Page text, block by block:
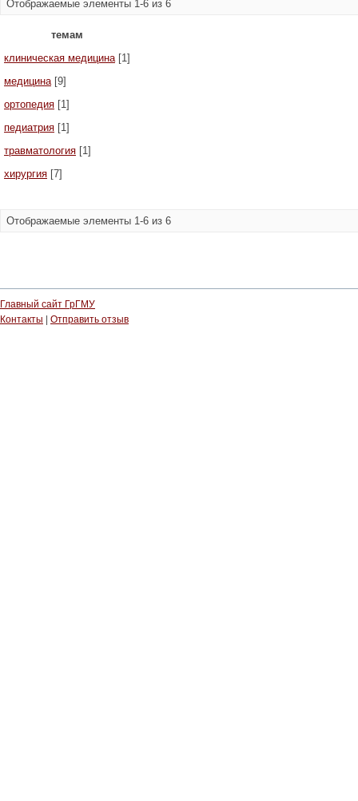
Отображаемые элементы 1-6 из 6
темам
клиническая медицина [1]
медицина [9]
ортопедия [1]
педиатрия [1]
травматология [1]
хирургия [7]
Отображаемые элементы 1-6 из 6
Главный сайт ГрГМУ
Контакты
Отправить отзыв